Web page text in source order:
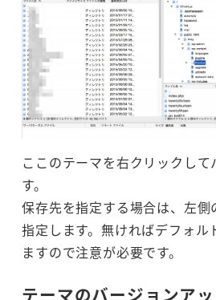
ここのテーマを右クリックし
す。
保存先を指定する場合は、左側
指定します。無ければデフォル
ますので注意が必要です。
テーマのバージョンア